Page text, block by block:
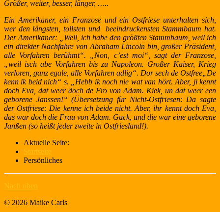
Größer, weiter, besser, länger, …..
Ein Amerikaner, ein Franzose und ein Ostfriese unterhalten sich,
wer den längsten, tollsten und beeindruckensten Stammbaum hat.
Der Amerikaner: „Well, ich habe den größten Stammbaum, weil ich
ein direkter Nachfahre von Abraham Lincoln bin, großer Präsident,
alle Vorfahren berühmt“. „Non, c’est moi“, sagt der Franzose,
„weil isch abe Vorfahren bis zu Napoleon. Großer Kaiser, Krieg
verloren, ganz egale, alle Vorfahren adlig“. Dor sech de Ostfree„De
kenn ik beid nich“ s. „Hebb ik noch nie wat van hört. Aber, ji kennt
doch Eva, dat weer doch de Fro von Adam. Kiek, un dat weer een
geborene Janssen!“ (Übersetzung für Nicht-Ostfriesen: Da sagte
der Ostfriese: Die kenne ich beide nicht. Aber, ihr kennt doch Eva,
das war doch die Frau von Adam. Guck, und die war eine geborene
Janßen (so heißt jeder zweite in Ostfriesland!).
Aktuelle Seite:
Startseite
Persönliches
Nach oben
© 2026 Maike Carls